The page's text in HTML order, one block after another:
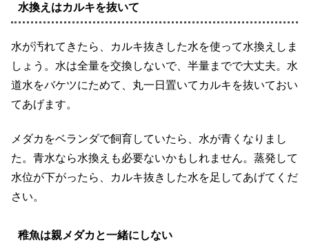
水換えはカルキを抜いて
水が汚れてきたら、カルキ抜きした水を使って水換えしま
しょう。水は全量を交換しないで、半量までで大丈夫。水
道水をバケツにためて、丸一日置いてカルキを抜いておい
てあげます。
メダカをベランダで飼育していたら、水が青くなりまし
た。青水なら水換えも必要ないかもしれません。蒸発して
水位が下がったら、カルキ抜きした水を足してあげてくだ
さい。
稚魚は親メダカと一緒にしない